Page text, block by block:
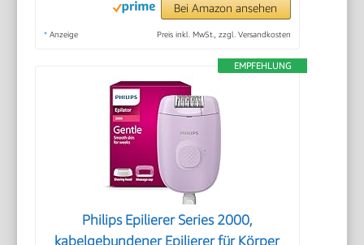
Bei Amazon ansehen
* Anzeige Preis inkl. MwSt., zzgl. Versandkosten
EMPFEHLUNG
Philips Epilierer Series 2000,
kabelgebundener Epilierer für Körper